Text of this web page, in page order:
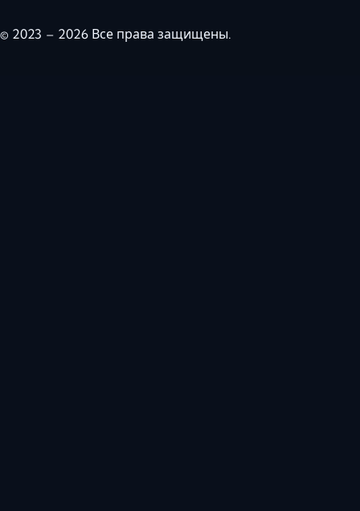
© 2023 – 2026 Все права защищены.